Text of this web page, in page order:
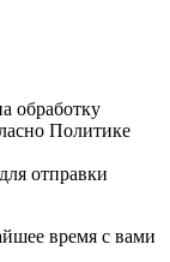
обработку
Политике
отправки
время с вами